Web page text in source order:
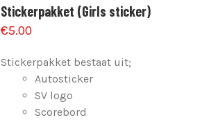
Stickerpakket (Girls sticker)
€5.00
Stickerpakket bestaat uit;
Autosticker
SV logo
Scorebord